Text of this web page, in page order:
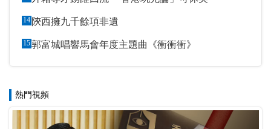
14 陝西擁九千餘項非遺
15郭富城唱響馬會年度主題曲《衝衝衝》
熱門視頻